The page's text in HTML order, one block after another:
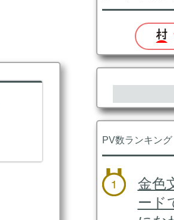
PV数ランキング
金色
ード